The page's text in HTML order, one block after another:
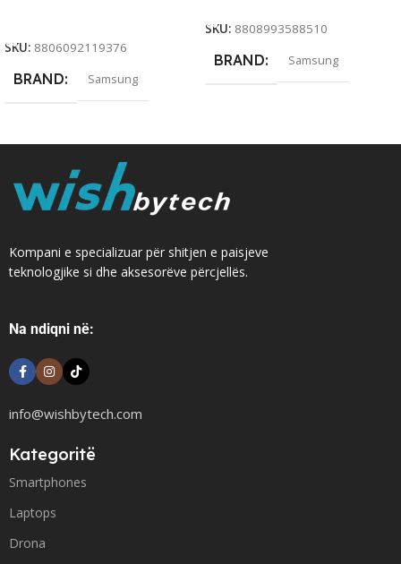
SKU: 8806092119376
BRAND Samsung
SKU: 8808993588510
BRAND Samsung
Kompani e specializuar për shitjen e paisjeve
teknologjike si dhe aksesorëve përcjellës.
Na ndiqni në:
info@wishbytech.com
Kategoritë
Smartphones
Laptops
Drona